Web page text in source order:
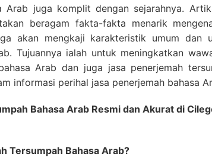
Arab juga komplit dengan sejarahnya.
beragam fakta-fakta menarik
akan mengkaji karakteristik umum dan
Tujuannya ialah untuk meningkatkan
Arab dan juga jasa penerjemah
informasi perihal jasa penerjemah bahasa
Bahasa Arab Resmi dan Akurat di
Tersumpah Bahasa Arab?